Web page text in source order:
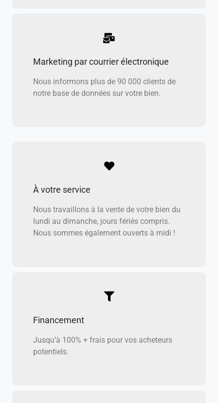
Marketing par courrier électronique
Nous informons plus de 90 000 clients de
notre base de données sur votre bien.
À votre service
Nous travaillons à la vente de votre bien du
lundi au dimanche, jours fériés compris.
Nous sommes également ouverts à midi !
Financement
Jusqu’à 100% + frais pour vos acheteurs
potentiels.